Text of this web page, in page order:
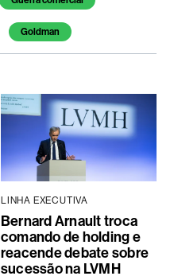
Goldman
LINHA EXECUTIVA
Bernard Arnault troca
comando de holding e
reacende debate sobre
sucessão na LVMH